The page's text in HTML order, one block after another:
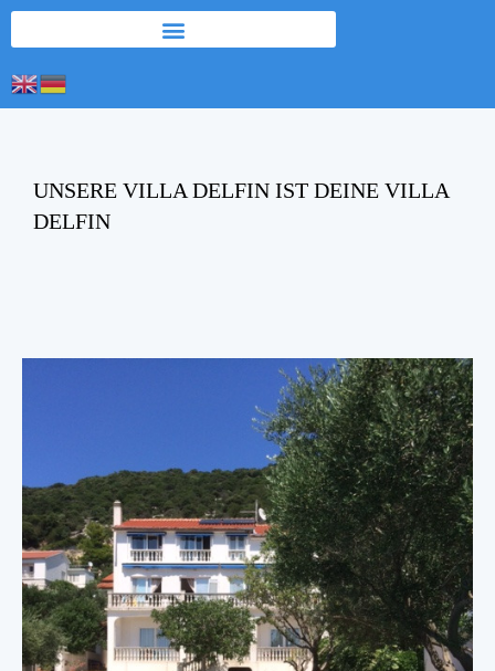
UNSERE VILLA DELFIN IST DEINE VILLA
DELFIN